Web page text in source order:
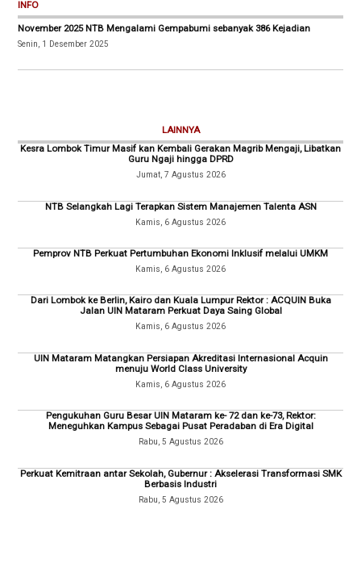
INFO
November 2025 NTB Mengalami Gempabumi sebanyak 386 Kejadian
Senin, 1 Desember 2025
LAINNYA
Kesra Lombok Timur Masif kan Kembali Gerakan Magrib Mengaji, Libatkan
Guru Ngaji hingga DPRD
Jumat, 7 Agustus 2026
NTB Selangkah Lagi Terapkan Sistem Manajemen Talenta ASN
Kamis, 6 Agustus 2026
Pemprov NTB Perkuat Pertumbuhan Ekonomi Inklusif melalui UMKM
Kamis, 6 Agustus 2026
Dari Lombok ke Berlin, Kairo dan Kuala Lumpur Rektor : ACQUIN Buka
Jalan UIN Mataram Perkuat Daya Saing Global
Kamis, 6 Agustus 2026
UIN Mataram Matangkan Persiapan Akreditasi Internasional Acquin
menuju World Class University
Kamis, 6 Agustus 2026
Pengukuhan Guru Besar UIN Mataram ke- 72 dan ke-73, Rektor:
Meneguhkan Kampus Sebagai Pusat Peradaban di Era Digital
Rabu, 5 Agustus 2026
Perkuat Kemitraan antar Sekolah, Gubernur : Akselerasi Transformasi SMK
Berbasis Industri
Rabu, 5 Agustus 2026